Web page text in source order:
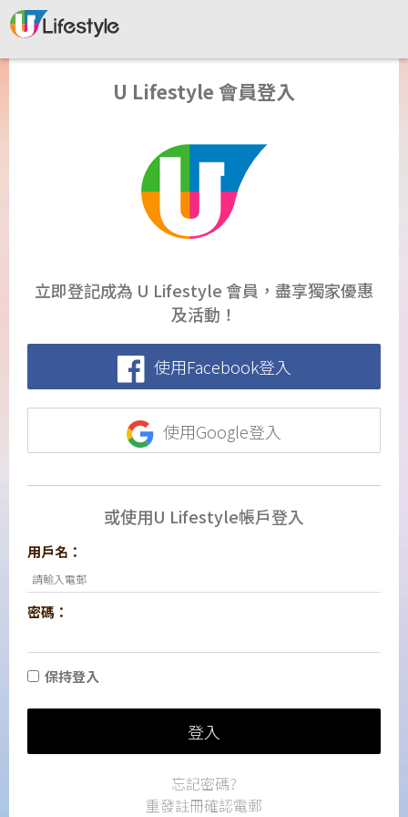
U Lifestyle 會員登入
立即登記成為 U Lifestyle 會員，盡享獨家優惠
及活動！
使用Facebook登入
使用Google登入
或使用U Lifestyle帳戶登入
用戶名：
密碼：
保持登入
登入
忘記密碼?
重發註冊確認電郵